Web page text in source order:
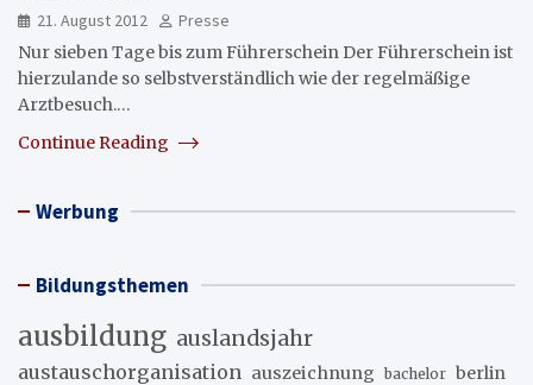
21. August 2012
Presse
Nur sieben Tage bis zum Führerschein Der Führerschein ist
hierzulande so selbstverständlich wie der regelmäßige
Arztbesuch.…
Continue Reading
Werbung
Bildungsthemen
ausbildung auslandsjahr
austauschorganisation auszeichnung bachelor berlin